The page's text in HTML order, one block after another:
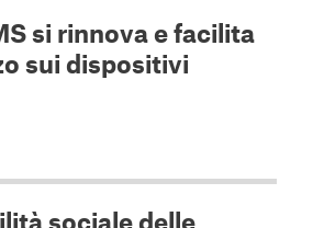
si rinnova e facilita
sui dispositivi
sociale delle